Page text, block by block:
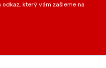
který vám zašleme na